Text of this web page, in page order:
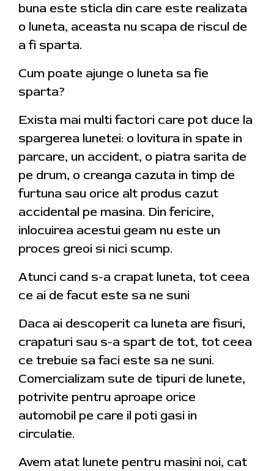
buna este sticla din care este realizata
o luneta, aceasta nu scapa de riscul de
a fi sparta.
Cum poate ajunge o luneta sa fie
sparta?
Exista mai multi factori care pot duce la
spargerea lunetei: o lovitura in spate in
parcare, un accident, o piatra sarita de
pe drum, o creanga cazuta in timp de
furtuna sau orice alt produs cazut
accidental pe masina. Din fericire,
inlocuirea acestui geam nu este un
proces greoi si nici scump.
Atunci cand s-a crapat luneta, tot ceea
ce ai de facut este sa ne suni
Daca ai descoperit ca luneta are fisuri,
crapaturi sau s-a spart de tot, tot ceea
ce trebuie sa faci este sa ne suni.
Comercializam sute de tipuri de lunete,
potrivite pentru aproape orice
automobil pe care il poti gasi in
circulatie.
Avem atat lunete pentru masini noi, cat